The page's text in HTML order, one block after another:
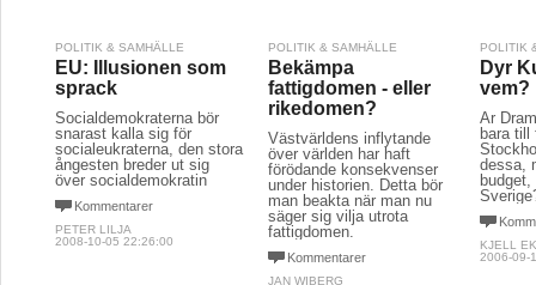
POLITIK & SAMHÄLLE
EU: Illusionen som
sprack
Socialdemokraterna bör
snarast kalla sig för
socialeukraterna, den stora
ångesten breder ut sig
över socialdemokratin
Kommentarer
PETER LILJA
2008-10-05 22:26:00
POLITIK & SAMHÄLLE
Bekämpa
fattigdomen - eller
rikedomen?
Västvärldens inflytande
över världen har haft
förödande konsekvenser
under historien. Detta bör
man beakta när man nu
säger sig vilja utrota
fattigdomen.
Kommentarer
JAN WIBERG
POLITIK
Dyr
vem?
Är
bara till
dessa,
KJELL
2006-09-